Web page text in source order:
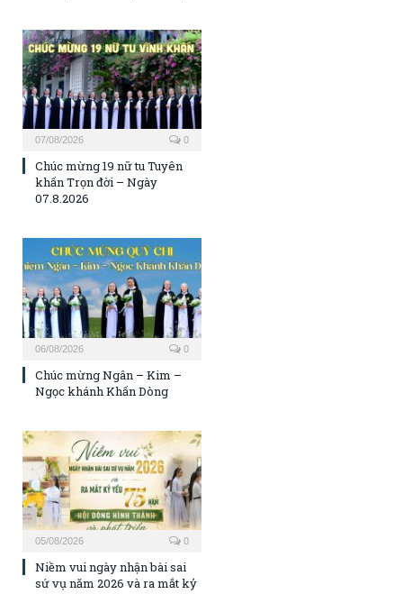
07/08/2026 0
Chúc mừng 19 nữ tu Tuyên
khấn Trọn đời – Ngày
07.8.2026
06/08/2026 0
Chúc mừng Ngân – Kim –
Ngọc khánh Khấn Dòng
05/08/2026 0
Niềm vui ngày nhận bài sai
sứ vụ năm 2026 và ra mắt kỷ